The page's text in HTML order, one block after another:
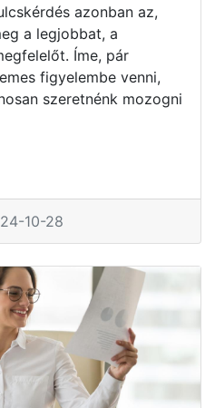
azonban az,
a legjobbat, a
Íme, pár
figyelembe venni,
szeretnénk mozogni
10-28